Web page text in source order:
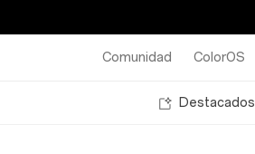
Comunidad ColorOS
Destacados